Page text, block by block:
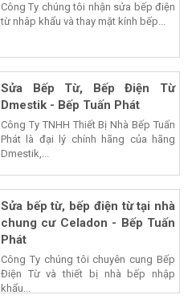
Công Ty chúng tôi nhận sửa bếp điện
từ nhâp khẩu và thay mặt kính bếp...
Sửa Bếp Từ, Bếp Điện Từ
Dmestik - Bếp Tuấn Phát
Công Ty TNHH Thiết Bị Nhà Bếp Tuấn
Phát là đại lý chính hãng của hãng
Dmestik,...
Sửa bếp từ, bếp điện từ tại nhà
chung cư Celadon - Bếp Tuấn
Phát
Công Ty chúng tôi chuyên cung Bếp
Điện Từ và thiết bị nhà bếp nhập
khẩu...